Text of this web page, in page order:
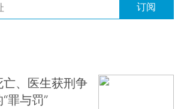
订阅
、医生获刑争
罪与罚”